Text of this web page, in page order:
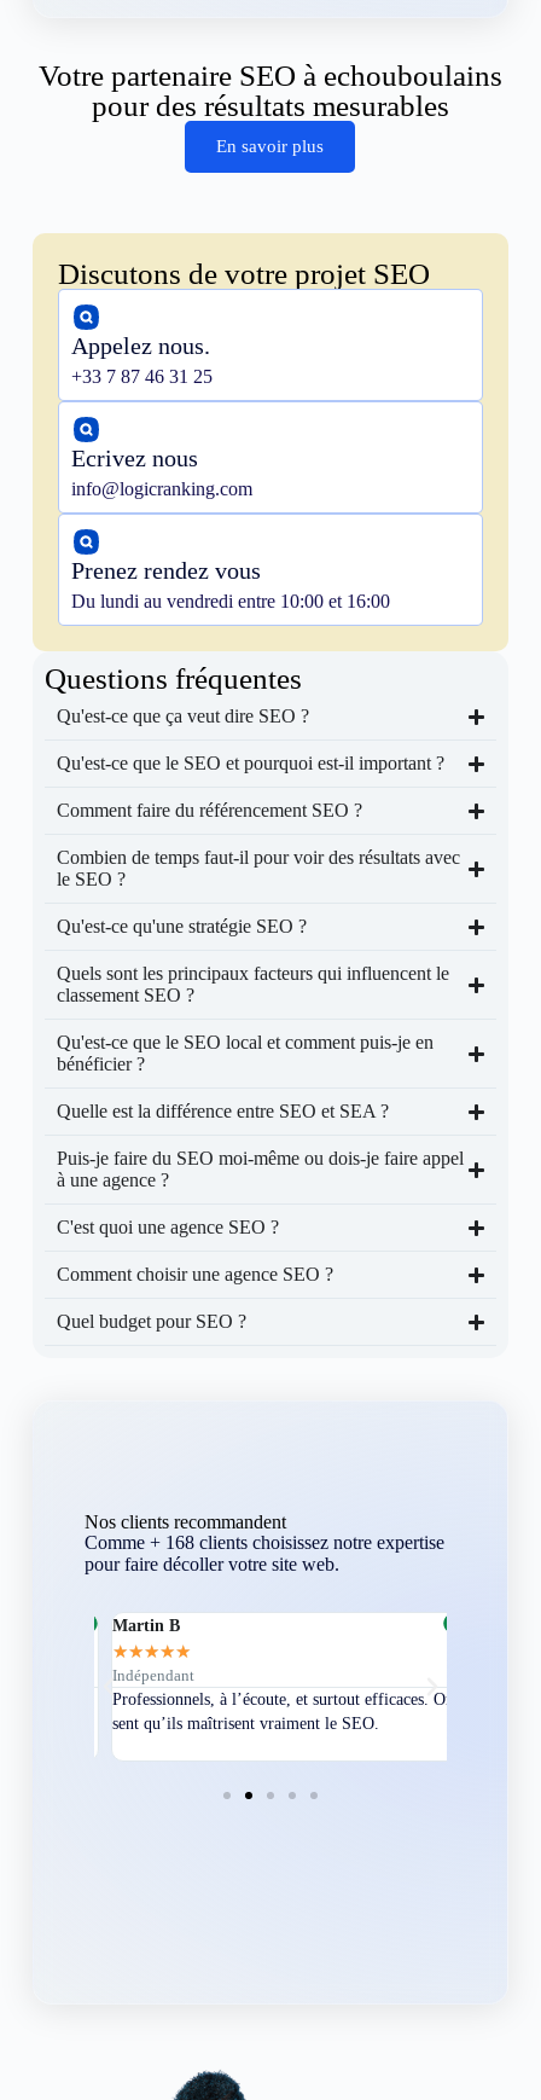
Votre partenaire SEO à echouboulains
pour des résultats mesurables
En savoir plus
Discutons de votre projet SEO
Appelez nous.
+33 7 87 46 31 25
Ecrivez nous
info@logicranking.com
Prenez rendez vous
Du lundi au vendredi entre 10:00 et 16:00
Questions fréquentes
Qu'est-ce que ça veut dire SEO ?
Qu'est-ce que le SEO et pourquoi est-il important ?
Comment faire du référencement SEO ?
Combien de temps faut-il pour voir des résultats avec
le SEO ?
Qu'est-ce qu'une stratégie SEO ?
Quels sont les principaux facteurs qui influencent le
classement SEO ?
Qu'est-ce que le SEO local et comment puis-je en
bénéficier ?
Quelle est la différence entre SEO et SEA ?
Puis-je faire du SEO moi-même ou dois-je faire appel
à une agence ?
C'est quoi une agence SEO ?
Comment choisir une agence SEO ?
Quel budget pour SEO ?
Nos clients recommandent
Comme + 168 clients choisissez notre expertise
pour faire décoller votre site web.
Martin B
★★★★
Indépendant
Professionnels, à l’écoute, et surtout efficaces. On
sent qu’ils maîtrisent vraiment le SEO.